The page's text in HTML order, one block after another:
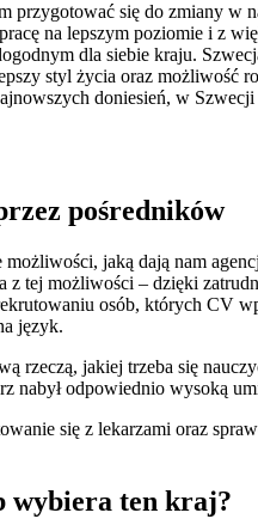
przygotować się do zmiany
na lepszym poziomie i z
dla siebie kraju.
styl życia oraz możliwość
doniesień, w
pośredników
jaką dają nam
tej możliwości – dzięki
osób, których CV
język.
jakiej trzeba się
odpowiednio wysoką
się z lekarzami oraz
wybiera ten kraj?